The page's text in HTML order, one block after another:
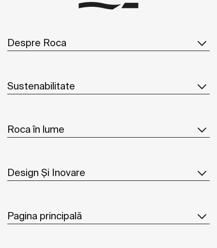
Despre Roca
Sustenabilitate
Roca în lume
Design Și Inovare
Pagina principală